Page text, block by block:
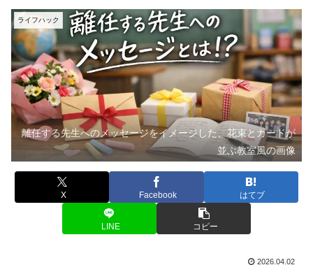
ライフハック
離任する先生へのメッセージをイメージした、花束とカードが
並ぶ教室風の画像
X Facebook はてブ
LINE コピー
2026.04.02